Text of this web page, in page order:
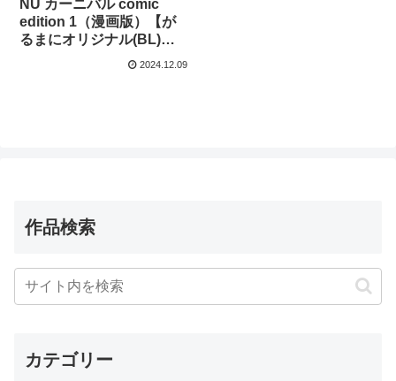
NU カーニバル comic
edition 1（漫画版）【が
るまにオリジナル(BL)の
2024.12.09
作品検索
カテゴリー